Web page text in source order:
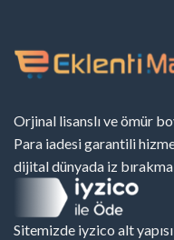
Orjinal lisanslı ve ömür
Para iadesi garantili
dijital dünyada iz
Sitemizde iyzico alt